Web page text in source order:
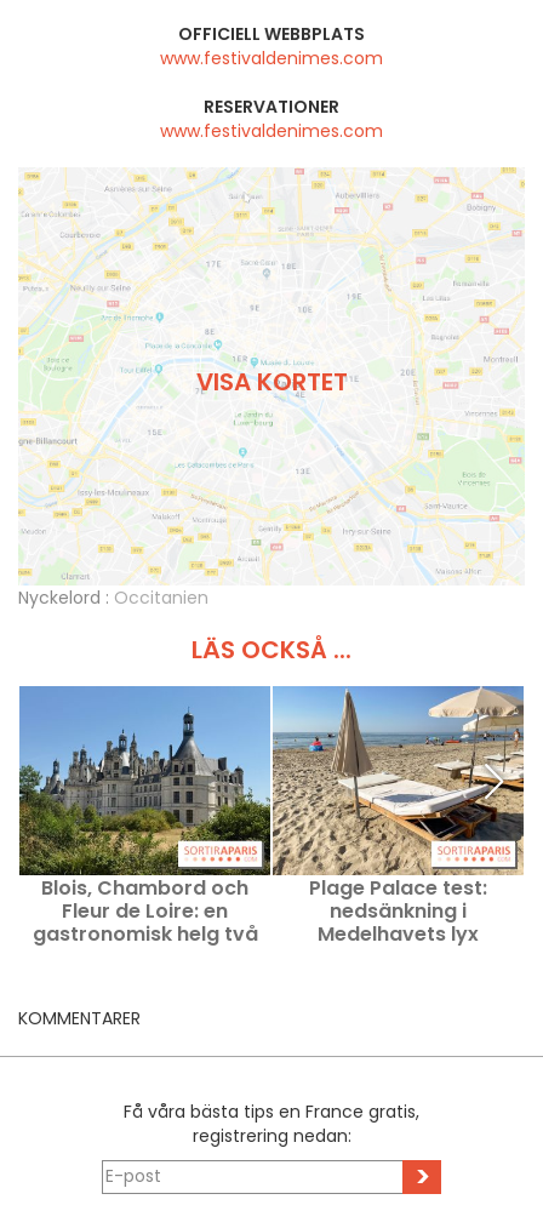
OFFICIELL WEBBPLATS
www.festivaldenimes.com
RESERVATIONER
www.festivaldenimes.com
VISA KORTET
Nyckelord : Occitanien
LÄS OCKSÅ ...
Blois, Chambord och
Fleur de Loire: en
gastronomisk helg två
Plage Palace test:
nedsänkning i
Medelhavets lyx
KOMMENTARER
Få våra bästa tips en France gratis,
registrering nedan:
>